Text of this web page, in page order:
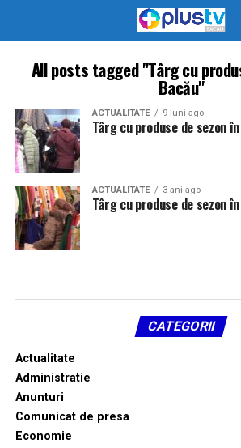
All posts tagged "Târg cu
Bacău"
ACTUALITATE 9 luni ago
Târg cu produse de sezon
ACTUALITATE 3 ani ago
Târg cu produse de sezon
CATEGORII
Actualitate
Administratie
Anunturi
Comunicat de presa
Economie